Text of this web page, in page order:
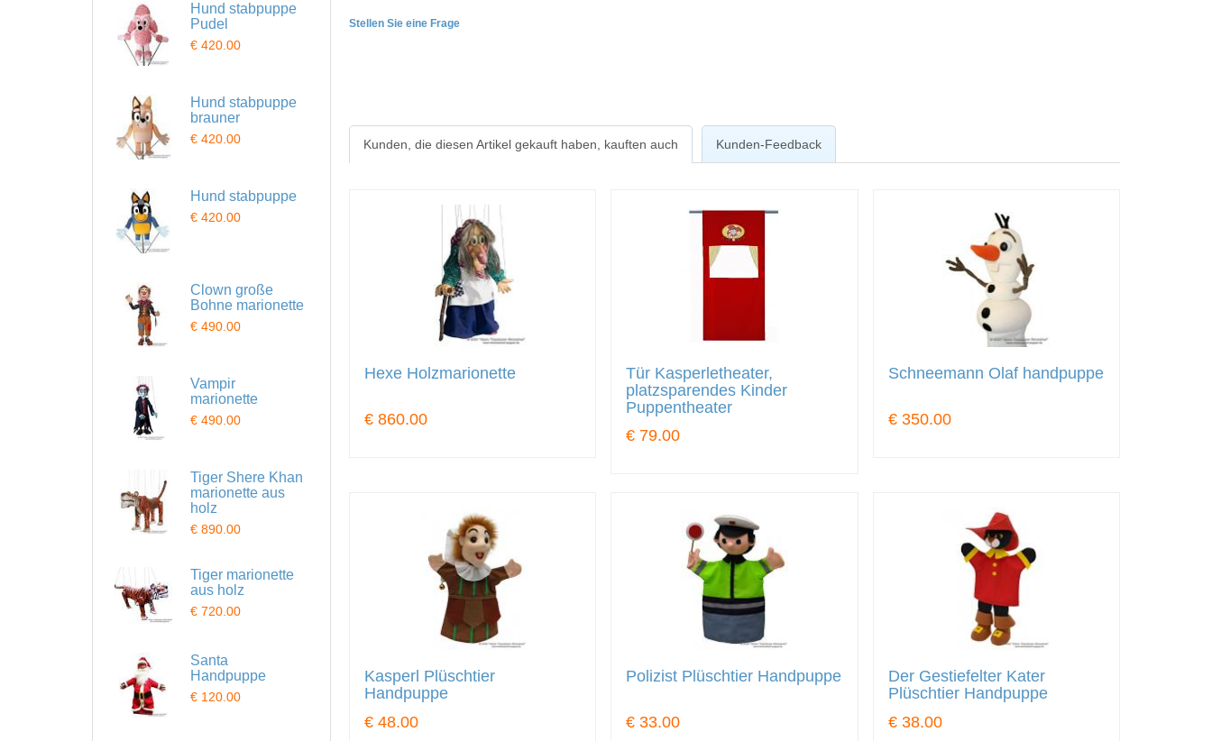
Stellen Sie eine Frage
Kunden, die diesen Artikel gekauft haben, kauften auch Kunden-Feedback
Hexe Holzmarionette
€ 860.00
Tür Kasperletheater,
platzsparendes Kinder
Puppentheater
€ 79.00
Schneemann Olaf handpuppe
€ 350.00
Kasperl Plüschtier
Handpuppe
€ 48.00
Polizist Plüschtier Handpuppe
€ 33.00
Der Gestiefelter Kater
Plüschtier Handpuppe
€ 38.00
Hund stabpuppe
Pudel
€ 420.00
Hund stabpuppe
brauner
€ 420.00
Hund stabpuppe
€ 420.00
Clown große
Bohne marionette
€ 490.00
Vampir
marionette
€ 490.00
Tiger Shere Khan
marionette aus
holz
€ 890.00
Tiger marionette
aus holz
€ 720.00
Santa
Handpuppe
€ 120.00